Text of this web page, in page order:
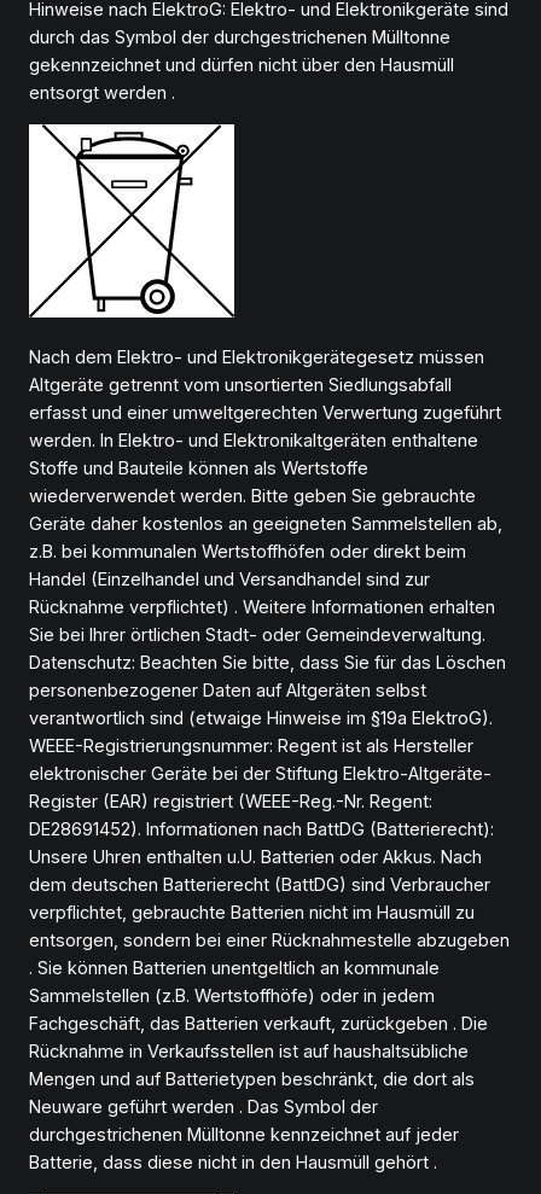
Hinweise nach ElektroG: Elektro- und Elektronikgeräte sind
durch das Symbol der durchgestrichenen Mülltonne
gekennzeichnet und dürfen nicht über den Hausmüll
entsorgt werden .
Nach dem Elektro- und Elektronikgerätegesetz müssen
Altgeräte getrennt vom unsortierten Siedlungsabfall
erfasst und einer umweltgerechten Verwertung zugeführt
werden. In Elektro- und Elektronikaltgeräten enthaltene
Stoffe und Bauteile können als Wertstoffe
wiederverwendet werden. Bitte geben Sie gebrauchte
Geräte daher kostenlos an geeigneten Sammelstellen ab,
z.B. bei kommunalen Wertstoffhöfen oder direkt beim
Handel (Einzelhandel und Versandhandel sind zur
Rücknahme verpflichtet) . Weitere Informationen erhalten
Sie bei Ihrer örtlichen Stadt- oder Gemeindeverwaltung.
Datenschutz: Beachten Sie bitte, dass Sie für das Löschen
personenbezogener Daten auf Altgeräten selbst
verantwortlich sind (etwaige Hinweise im §19a ElektroG).
WEEE-Registrierungsnummer: Regent ist als Hersteller
elektronischer Geräte bei der Stiftung Elektro-Altgeräte-
Register (EAR) registriert (WEEE-Reg.-Nr. Regent:
DE28691452). Informationen nach BattDG (Batterierecht):
Unsere Uhren enthalten u.U. Batterien oder Akkus. Nach
dem deutschen Batterierecht (BattDG) sind Verbraucher
verpflichtet, gebrauchte Batterien nicht im Hausmüll zu
entsorgen, sondern bei einer Rücknahmestelle abzugeben
. Sie können Batterien unentgeltlich an kommunale
Sammelstellen (z.B. Wertstoffhöfe) oder in jedem
Fachgeschäft, das Batterien verkauft, zurückgeben . Die
Rücknahme in Verkaufsstellen ist auf haushaltsübliche
Mengen und auf Batterietypen beschränkt, die dort als
Neuware geführt werden . Das Symbol der
durchgestrichenen Mülltonne kennzeichnet auf jeder
Batterie, dass diese nicht in den Hausmüll gehört .